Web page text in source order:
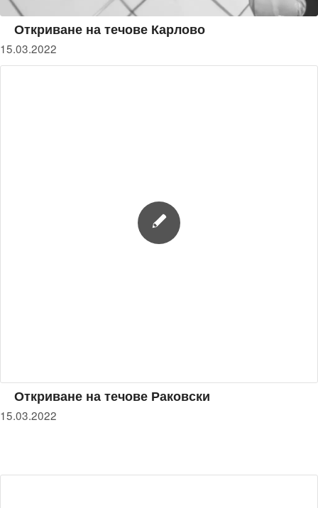
Откриване на течове Карлово
15.03.2022
Откриване на течове Раковски
15.03.2022